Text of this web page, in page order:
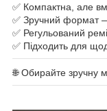
✅ Компактна, але
✅ Зручний формат
✅ Регульований
✅ Підходить для
🌐 Обирайте зручну